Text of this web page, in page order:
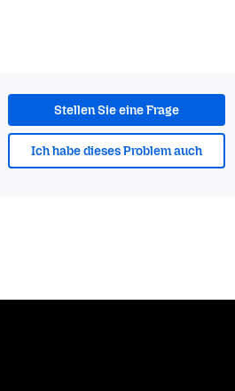
Stellen Sie eine Frage
Ich habe dieses Problem auch